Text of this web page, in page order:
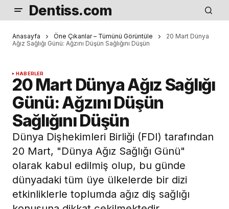
Dentiss.com
Anasayfa Öne Çıkanlar – Tümünü Görüntüle
20 Mart Dünya
Ağız Sağlığı Günü: Ağzını Düşün Sağlığını Düşün
HABERLER
20 Mart Dünya Ağız Sağlığı
Günü: Ağzını Düşün
Sağlığını Düşün
Dünya Dişhekimleri Birliği (FDI) tarafından
20 Mart, "Dünya Ağız Sağlığı Günü"
olarak kabul edilmiş olup, bu günde
dünyadaki tüm üye ülkelerde bir dizi
etkinliklerle toplumda ağız diş sağlığı